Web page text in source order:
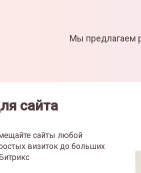
Мы предлагаем
сайта
сайты любой
визиток до больших